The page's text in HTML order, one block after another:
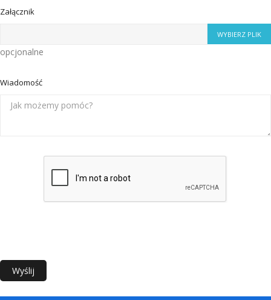
Załącznik
WYBIERZ PLIK
opcjonalne
Wiadomość